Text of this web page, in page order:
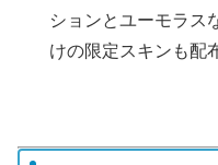
ションとユーモラス
けの限定スキンも配